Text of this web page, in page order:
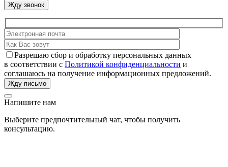
Разрешаю сбор и обработку персональных данных
в соответствии с Политикой конфиденциальности и
соглашаюсь на получение информационных предложений.
Напишите нам
Выберите предпочтительный чат, чтобы получить
консультацию.